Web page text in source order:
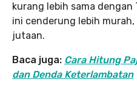
kurang lebih sama dengan
ini cenderung lebih
jutaan.
Baca juga: Cara Hitung
dan Denda Keterlambatan